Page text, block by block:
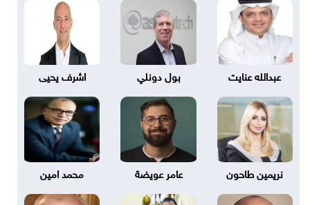
عبدالله عنايت بول دونلي اشرف يحيى
نريمين طاحون عامر عويضة محمد امين